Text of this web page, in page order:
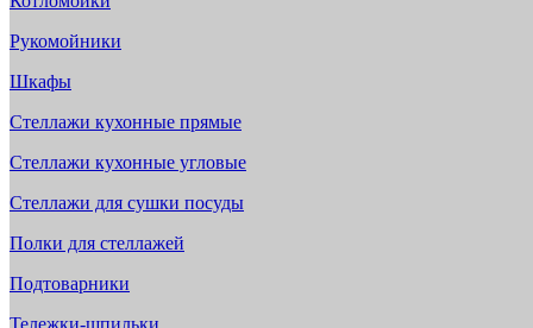
Рукомойники
Шкафы
Стеллажи кухонные прямые
Стеллажи кухонные угловые
Стеллажи для сушки посуды
Полки для стеллажей
Подтоварники
Тележки-шпильки